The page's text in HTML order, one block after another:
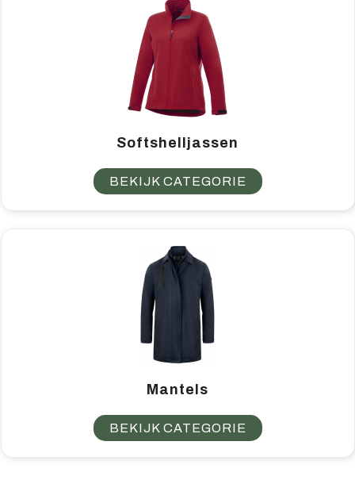
Softshelljassen
BEKIJK CATEGORIE
Mantels
BEKIJK CATEGORIE